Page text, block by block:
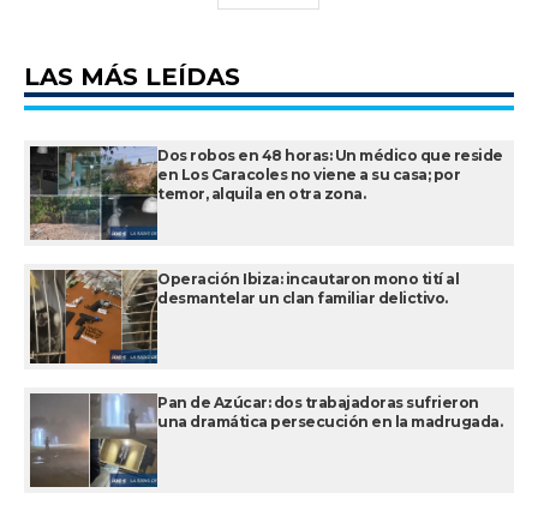
LAS MÁS LEÍDAS
Dos robos en 48 horas: Un médico que reside
en Los Caracoles no viene a su casa; por
temor, alquila en otra zona.
Operación Ibiza: incautaron mono tití al
desmantelar un clan familiar delictivo.
Pan de Azúcar: dos trabajadoras sufrieron
una dramática persecución en la madrugada.